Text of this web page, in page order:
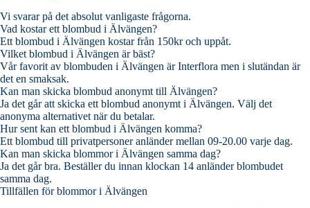
Vi svarar på det absolut vanligaste frågorna.
Vad kostar ett blombud i Älvängen?
Ett blombud i Älvängen kostar från 150kr och uppåt.
Vilket blombud i Älvängen är bäst?
Vår favorit av blombuden i Älvängen är Interflora men i slutändan är
det en smaksak.
Kan man skicka blombud anonymt till Älvängen?
Ja det går att skicka ett blombud anonymt i Älvängen. Välj det
anonyma alternativet när du betalar.
Hur sent kan ett blombud i Älvängen komma?
Ett blombud till privatpersoner anländer mellan 09-20.00 varje dag.
Kan man skicka blommor i Älvängen samma dag?
Ja det går bra. Beställer du innan klockan 14 anländer blombudet
samma dag.
Tillfällen för blommor i Älvängen